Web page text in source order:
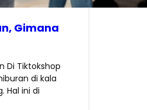
Gimana
Di Tiktokshop
di kala
Hal ini di